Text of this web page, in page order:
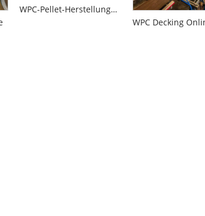
WPC-Pellet-Herstellungsmaschine